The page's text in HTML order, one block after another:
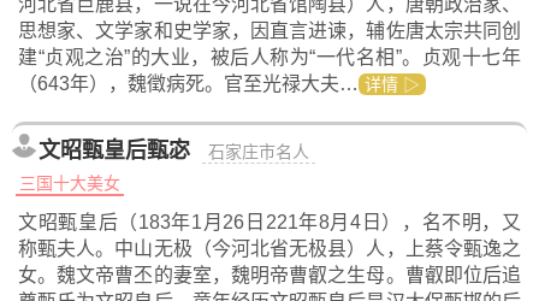
河北省巨鹿县，一说在今河北省馆陶县）人，唐朝政治家、
思想家、文学家和史学家，因直言进谏，辅佐唐太宗共同创
建“贞观之治”的大业，被后人称为“一代名相”。贞观十七年
（643年），魏徵病死。官至光禄大夫… 详情 ▷
文昭甄皇后甄宓
石家庄市名人
三国十大美女
文昭甄皇后（183年1月26日221年8月4日），名不明，又
称甄夫人。中山无极（今河北省无极县）人，上蔡令甄逸之
女。魏文帝曹丕的妻室，魏明帝曹叡之生母。曹叡即位后追